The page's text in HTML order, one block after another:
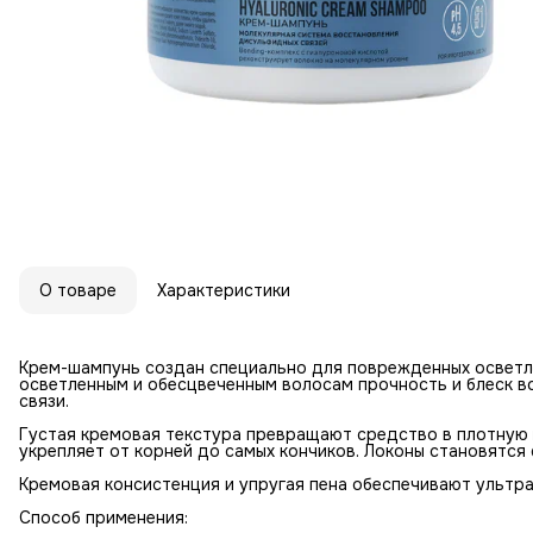
О товаре Характеристики
Крем-шампунь создан специально для поврежденных
осветленным и обесцвеченным волосам прочность и блеск
связи.
Густая кремовая текстура превращают средство в
укрепляет от корней до самых кончиков. Локоны
Кремовая консистенция и упругая пена обеспечивают
Способ применения: